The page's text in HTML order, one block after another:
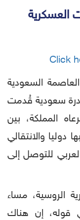
العسكرية
Click
السعودية
سعودية قُدمت
المملكة، بين
دوليا والانتقالي
للتوصل إلى
الروسية، مساء
قوله، إن هناك